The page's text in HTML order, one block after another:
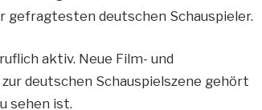
gefragtesten deutschen Schauspieler.
aktiv. Neue Film- und
deutschen Schauspielszene gehört
sehen ist.